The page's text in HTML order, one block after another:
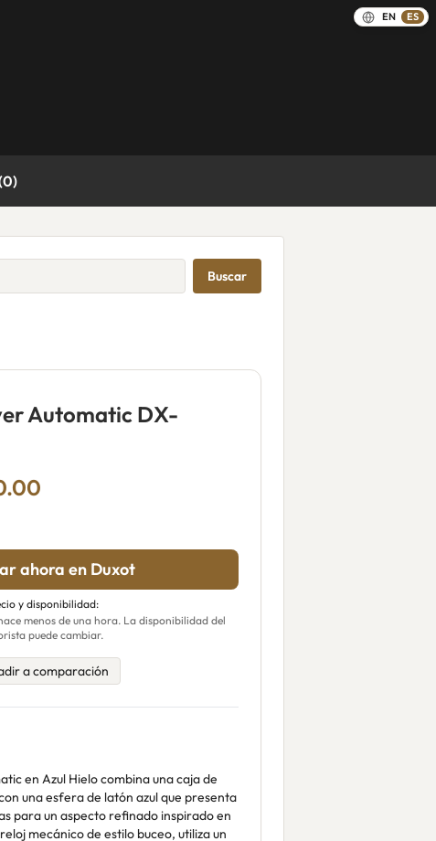
EN ES
0)
Buscar
Automatic DX-
ahora en Duxot
y disponibilidad:
menos de una hora. La disponibilidad del
puede cambiar.
a comparación
en Azul Hielo combina una caja de
una esfera de latón azul que presenta
para un aspecto refinado inspirado en
mecánico de estilo buceo, utiliza un